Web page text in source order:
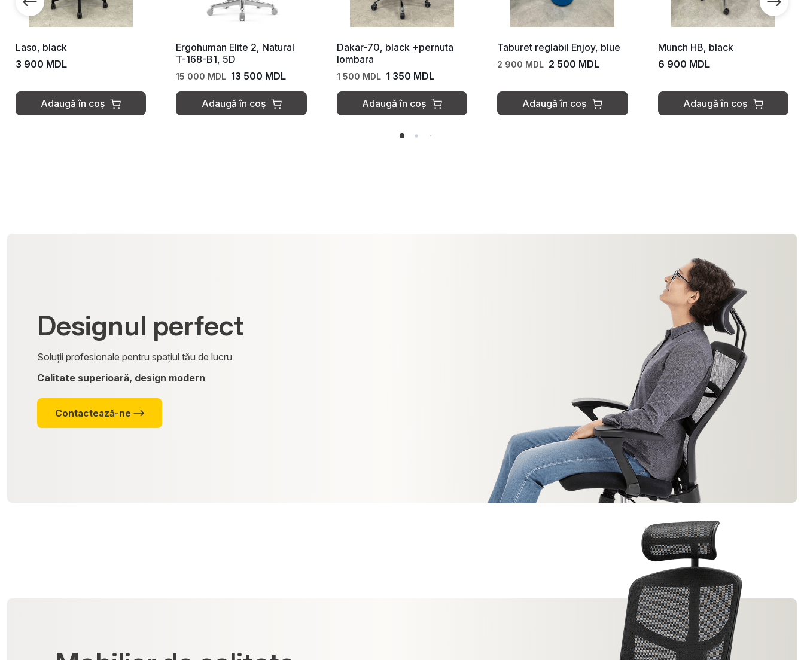
Laso, black
3 900 MDL
Adaugă în coș
Ergohuman Elite 2, Natural
T-168-B1, 5D
15 000 MDL 13 500 MDL
Adaugă în coș
Dakar-70, black +pernuta
lombara
1 500 MDL 1 350 MDL
Adaugă în coș
Taburet reglabil Enjoy, blue
2 900 MDL 2 500 MDL
Adaugă în coș
Munch HB, black
6 900 MDL
Adaugă în coș
Designul perfect
Soluții profesionale pentru spațiul tău de lucru
Calitate superioară, design modern
Contactează-ne